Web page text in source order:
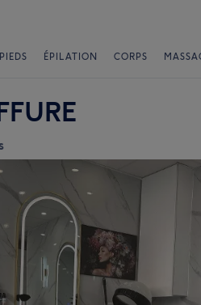
ÉPILATION CORPS